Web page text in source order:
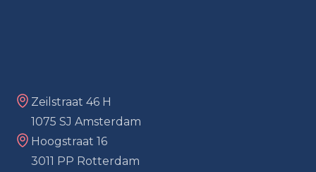
Zeilstraat 46 H
1075 SJ Amsterdam
Hoogstraat 16
3011 PP Rotterdam